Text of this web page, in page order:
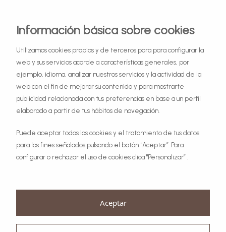
Información básica sobre cookies
Utilizamos cookies propias y de terceros para para configurar la
web y sus servicios acorde a características generales, por
ejemplo, idioma, analizar nuestros servicios y la actividad de la
web con el fin de mejorar su contenido y para mostrarte
publicidad relacionada con tus preferencias en base a un perfil
elaborado a partir de tus hábitos de navegación.
Puede aceptar todas las cookies y el tratamiento de tus datos
para los fines señalados pulsando el botón “Aceptar”. Para
configurar o rechazar el uso de cookies clica "Personalizar” .
Aceptar